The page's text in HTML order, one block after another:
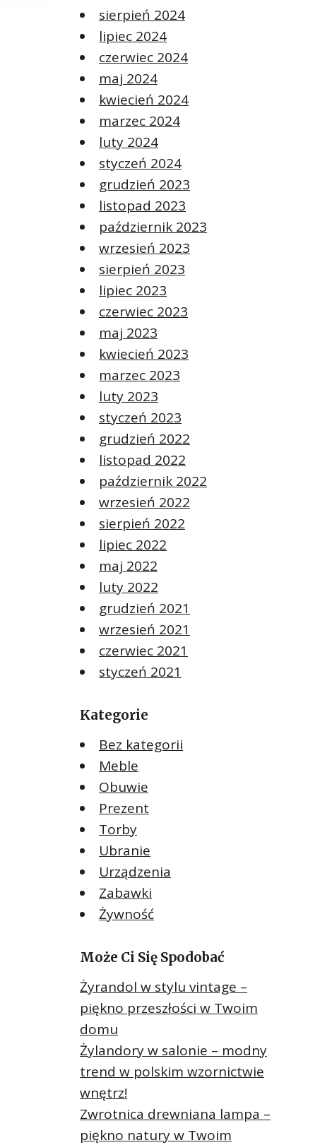
sierpień 2024
lipiec 2024
czerwiec 2024
maj 2024
kwiecień 2024
marzec 2024
luty 2024
styczeń 2024
grudzień 2023
listopad 2023
październik 2023
wrzesień 2023
sierpień 2023
lipiec 2023
czerwiec 2023
maj 2023
kwiecień 2023
marzec 2023
luty 2023
styczeń 2023
grudzień 2022
listopad 2022
październik 2022
wrzesień 2022
sierpień 2022
lipiec 2022
maj 2022
luty 2022
grudzień 2021
wrzesień 2021
czerwiec 2021
styczeń 2021
Kategorie
Bez kategorii
Meble
Obuwie
Prezent
Torby
Ubranie
Urządzenia
Zabawki
Żywność
Może Ci Się Spodobać
Żyrandol w stylu vintage –
piękno przeszłości w Twoim
domu
Żylandory w salonie – modny
trend w polskim wzornictwie
wnętrz!
Zwrotnica drewniana lampa –
piękno natury w Twoim